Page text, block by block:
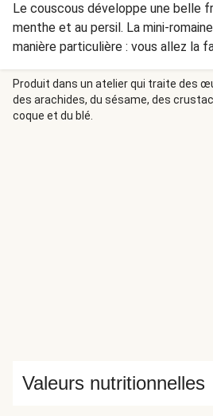
Le couscous développe une belle
menthe et au persil. La mini-
manière particulière : vous allez la
dans la graisse de cuisson des
que la semoule pour encore plus de
Produit dans un atelier qui traite des
des arachides, du sésame, des
coque et du blé.
Valeurs nutritionnelles